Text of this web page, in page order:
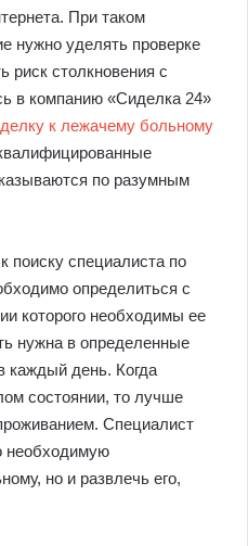
При таком
нужно уделять проверке
риск столкновения с
в компанию «Сиделка 24»
к лежачему больному
по разумным
поиску специалиста по
определиться с
которого необходимы ее
нужна в определенные
каждый день. Когда
состоянии, то лучше
Специалист
необходимую
но и развлечь его,